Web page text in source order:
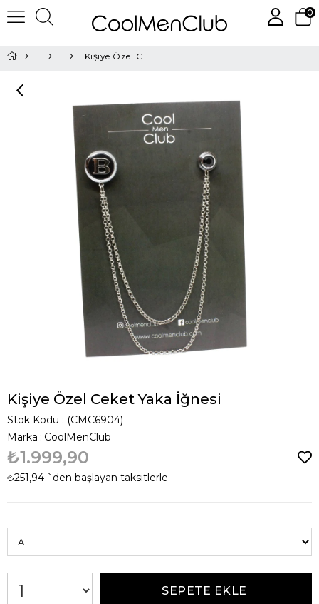
0
Kişiye Özel Ceket Yaka İğnesi
Kişiye Özel Ceket Yaka İğnesi
Stok Kodu
(CMC6904)
Marka : CoolMenClub
₺1.999,90
₺251,94 `den başlayan taksitlerle